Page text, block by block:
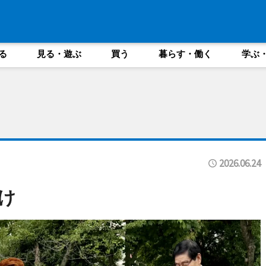
見る・遊ぶ 買う 暮らす・働く 学ぶ
2026.06.24